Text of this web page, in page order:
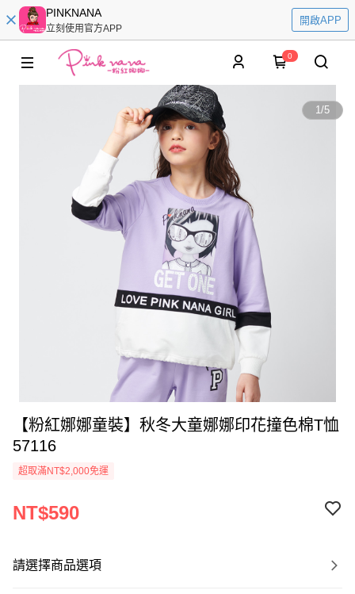
PINKNANA
立刻使用官方APP
開啟APP
0
1/5
【粉紅娜娜童裝】秋冬大童娜娜印花撞色棉T恤
57116
超取滿NT$2,000免運
NT$590
請選擇商品選項